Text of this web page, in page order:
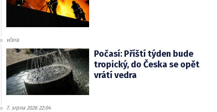
včera
Počasí: Příští týden bude
tropický, do Česka se opět
vrátí vedra
7. srpna 2026 22:04